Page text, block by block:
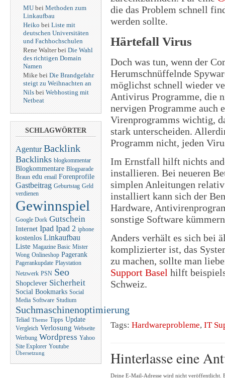
MU bei Methoden zum
Linkaufbau
Heiko bei Liste mit
deutschen Universitäten
und Fachhochschulen
Rene Walter bei Die Wahl
des richtigen Domain
Namen
Mike bei Die Brandgefahr
steigt zu Weihnachten an
Nils bei Webhosting mit
Netbeat
SCHLAGWÖRTER
Agentur Backlink
Backlinks blogkommentar
Blogkommentare Blogparade
Braun edu email Forenprofile
Gastbeitrag Geburtstag Geld
verdienen
Gewinnspiel
Google Dork Gutschein
Internet Ipad Ipad 2 iphone
kostenlos Linkaufbau
Liste Magazine Basic Mister
Wong Onlineshop Pagerank
Pagerankupdate Playstation
Netzwerk PSN Seo
Shopclever Sicherheit
Social Bookmarks Social
Media Software Studium
Suchmaschinenoptimierung
Teliad Theme Tipps Update
Vergleich Verlosung Webseite
Werbung Wordpress Yahoo
Site Explorer Youtube
Übersetzung
die das Problem schnell
werden sollte.
Härtefall Virus
Doch was tun, wenn der
Herumschnüffelnde
möglichst schnell wieder
Antivirus Programme, die
nervigen Programme auch
Virenprogramms wichtig,
stark unterscheiden.
Programm nicht, jeden
Im Ernstfall hilft nichts
installieren. Bei neueren
simplen Anleitungen
installiert kann sich der
Hardware,
sonstige Software
Anders verhält es sich bei
komplizierter ist, das
zu machen, sollte man
Support Basel hilft
Schweiz.
Tags: Hardwareprobleme, IT
Hinterlasse eine
Deine E-Mail-Adresse wird nicht veröffentlicht.